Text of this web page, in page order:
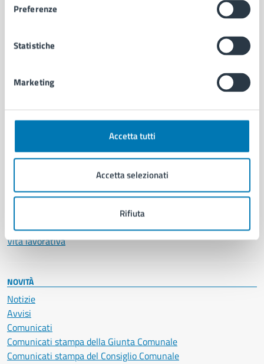
Preferenze
Statistiche
Marketing
Accetta tutti
Accetta selezionati
Rifiuta
Personale amministrativo
Intranet, posta aziendale e protocollo
CATEGORIE DI SERVIZIO
Documenti e certificati
Educazione e formazione
Imprese e commercio
Salute, benessere e assistenza
Servizi Cimiteriali
Vita lavorativa
NOVITÀ
Notizie
Avvisi
Comunicati
Comunicati stampa della Giunta Comunale
Comunicati stampa del Consiglio Comunale